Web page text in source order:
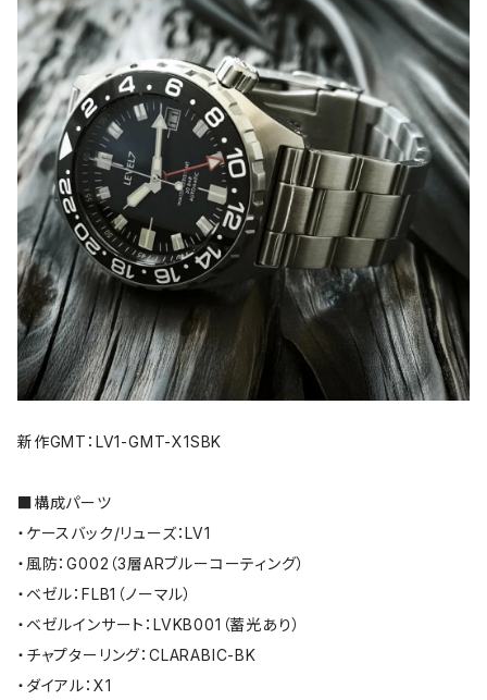
新作GMT：LV1-GMT-X1SBK
■構成パーツ
・ケースバック/リューズ：LV1
・風防：G002（3層ARブルーコーティング）
・ベゼル：FLB1（ノーマル）
・ベゼルインサート：LVKB001（蓄光あり）
・チャプターリング：CLARABIC-BK
・ダイアル：X1